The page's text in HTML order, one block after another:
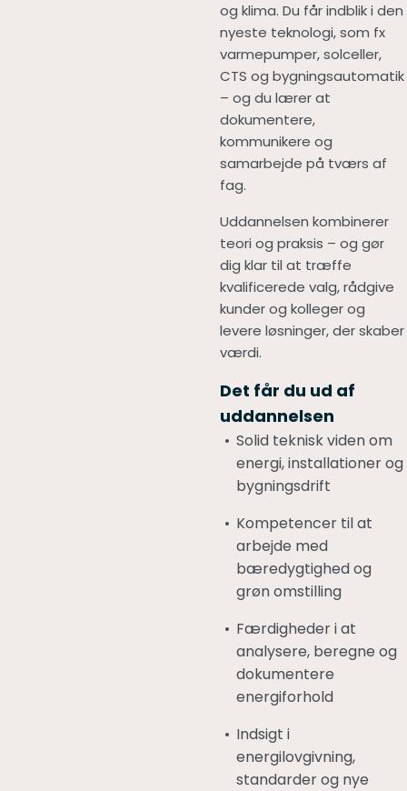
og klima. Du får indblik i den
nyeste teknologi, som fx
varmepumper, solceller,
CTS og bygningsautomatik
– og du lærer at
dokumentere,
kommunikere og
samarbejde på tværs af
fag.
Uddannelsen kombinerer
teori og praksis – og gør
dig klar til at træffe
kvalificerede valg, rådgive
kunder og kolleger og
levere løsninger, der skaber
værdi.
Det får du ud af
uddannelsen
Solid teknisk viden om
energi, installationer og
bygningsdrift
Kompetencer til at
arbejde med
bæredygtighed og
grøn omstilling
Færdigheder i at
analysere, beregne og
dokumentere
energiforhold
Indsigt i
energilovgivning,
standarder og nye